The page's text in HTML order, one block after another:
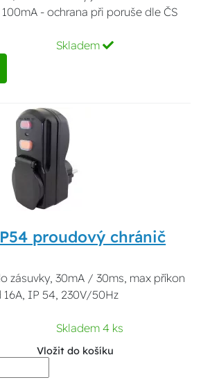
- ochrana při poruše dle ČS
Skladem
proudový chránič
zásuvky, 30mA / 30ms, max příkon
16A, IP 54, 230V/50Hz
Skladem 4 ks
Vložit do košíku